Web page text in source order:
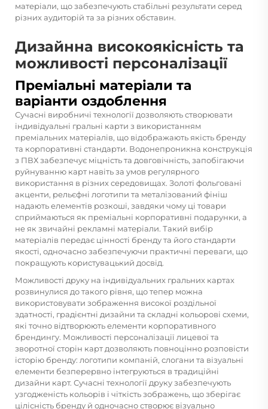
матеріали, що забезпечують стабільні результати серед
різних аудиторій та за різних обставин.
Дизайнна високоякісність та
можливості персоналізації
Преміальні матеріали та
варіанти оздоблення
Сучасні виробничі технології дозволяють створювати
індивідуальні гральні карти з використанням
преміальних матеріалів, що відображають якість бренду
та корпоративні стандарти. Водонепроникна конструкція
з ПВХ забезпечує міцність та довговічність, запобігаючи
руйнуванню карт навіть за умов регулярного
використання в різних середовищах. Золоті фольговані
акценти, рельєфні логотипи та металізований фініш
надають елементів розкоші, завдяки чому ці товари
сприймаються як преміальні корпоративні подарунки, а
не як звичайні рекламні матеріали. Такий вибір
матеріалів передає цінності бренду та його стандарти
якості, одночасно забезпечуючи практичні переваги, що
покращують користувацький досвід.
Можливості друку на індивідуальних гральних картах
розвинулися до такого рівня, що тепер можна
використовувати зображення високої роздільної
здатності, градієнтні дизайни та складні кольорові схеми,
які точно відтворюють елементи корпоративного
брендингу. Можливості персоналізації лицевої та
зворотної сторін карт дозволяють повноцінно розповісти
історію бренду: логотипи компаній, слогани та візуальні
елементи безперервно інтегруються в традиційні
дизайни карт. Сучасні технології друку забезпечують
узгодженість кольорів і чіткість зображень, що зберігає
цілісність бренду й одночасно створює візуально